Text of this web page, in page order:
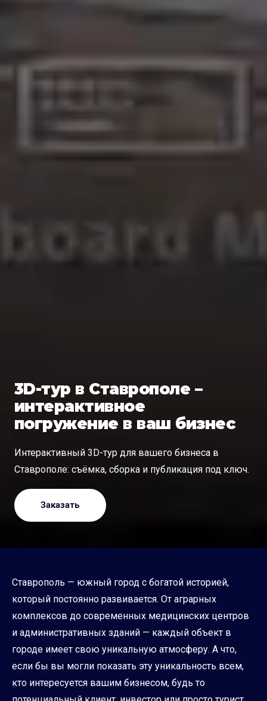
3D-тур в Ставрополе –
интерактивное
погружение в ваш бизнес
Интерактивный 3D-тур для вашего бизнеса в
Ставрополе: съёмка, сборка и публикация под ключ.
Заказать
Ставрополь — южный город с богатой историей,
который постоянно развивается. От аграрных
комплексов до современных медицинских центров
и административных зданий — каждый объект в
городе имеет свою уникальную атмосферу. А что,
если бы вы могли показать эту уникальность всем,
кто интересуется вашим бизнесом, будь то